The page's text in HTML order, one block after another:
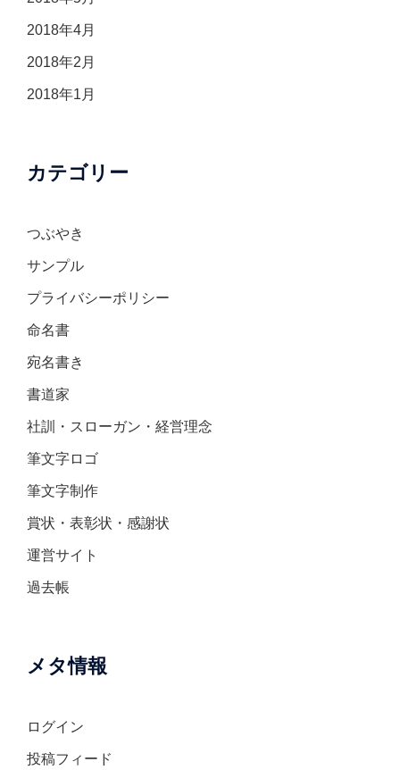
2018年4月
2018年2月
2018年1月
カテゴリー
つぶやき
サンプル
プライバシーポリシー
命名書
宛名書き
書道家
社訓・スローガン・経営理念
筆文字ロゴ
筆文字制作
賞状・表彰状・感謝状
運営サイト
過去帳
メタ情報
ログイン
投稿フィード